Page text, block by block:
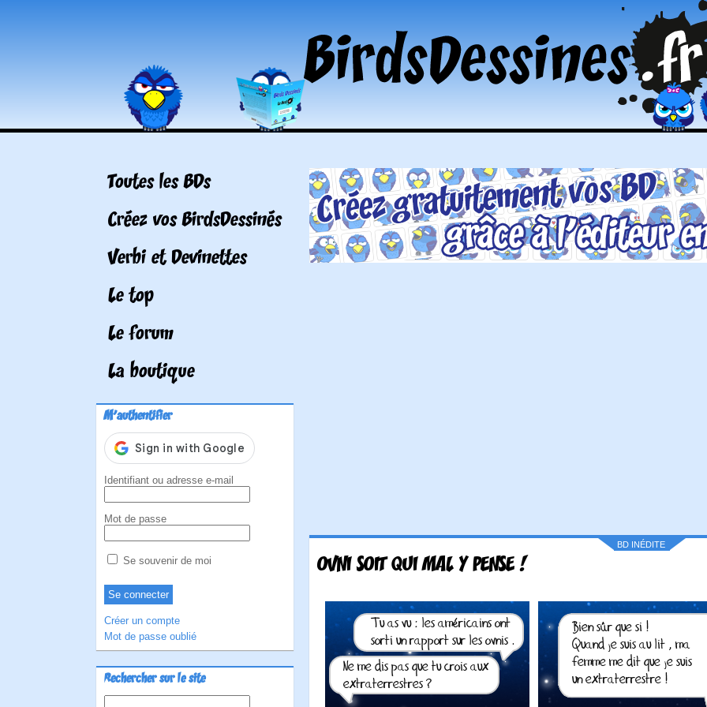
Toutes les BDs
Créez vos BirdsDessinés
Verbi et Devinettes
Le top
Le forum
La boutique
M'authentifier
Identifiant ou adresse e-mail
Mot de passe
Se souvenir de moi
Créer un compte
Mot de passe oublié
Rechercher sur le site
BD INÉDITE
OVNI SOIT QUI MAL Y PENSE !